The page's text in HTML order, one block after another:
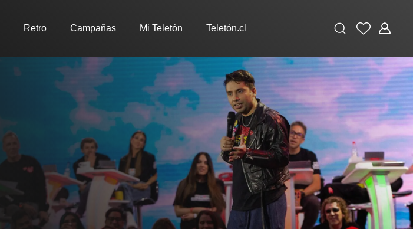
Retro Campañas Mi Teletón Teletón.cl BuscarFavoritos